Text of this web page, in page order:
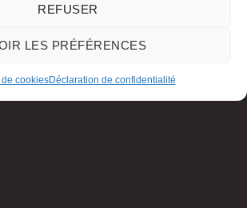
REFUSER
LES PRÉFÉRENCES
cookiesDéclaration de confidentialité